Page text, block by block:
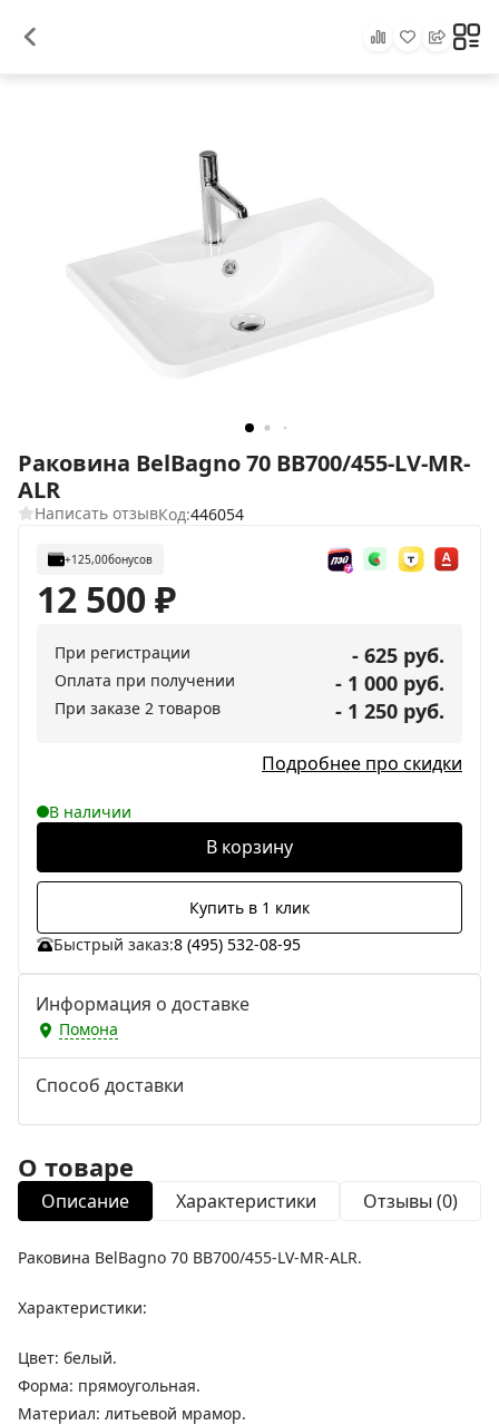
Раковина BelBagno 70 BB700/455-LV-MR-
ALR
Написать отзывКод:446054
+125,00бонусов
12 500₽
При регистрации - 625 руб.
Оплата при получении - 1 000 руб.
При заказе 2 товаров - 1 250 руб.
Подробнее про скидки
В наличии
В корзину
Купить в 1 клик
Быстрый заказ:8 (495) 532-08-95
Информация о доставке
Помона
Способ доставки
О товаре
Описание Характеристики Отзывы (0)
Раковина BelBagno 70 BB700/455-LV-MR-ALR.
Характеристики:
Цвет: белый.
Форма: прямоугольная.
Материал: литьевой мрамор.